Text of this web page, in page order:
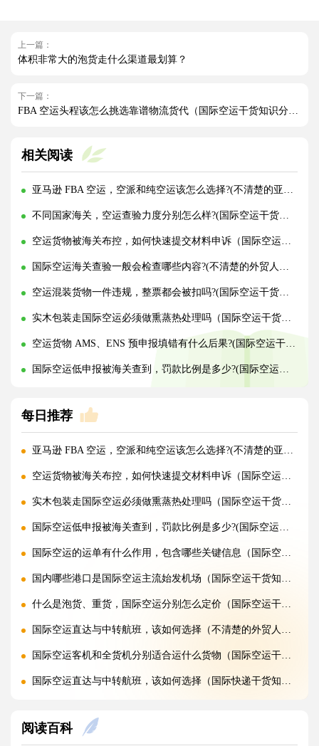
上一篇：
体积非常大的泡货走什么渠道最划算？
下一篇：
FBA 空运头程该怎么挑选靠谱物流货代（国际空运干货知识分享）
相关阅读
亚马逊 FBA 空运，空派和纯空运该怎么选择?(不清楚的亚马逊卖家看过来)
不同国家海关，空运查验力度分别怎么样?(国际空运干货知识分享)
空运货物被海关布控，如何快速提交材料申诉（国际空运干货知识分享）
国际空运海关查验一般会检查哪些内容?(不清楚的外贸人看过来)
空运混装货物一件违规，整票都会被扣吗?(国际空运干货知识分享)
实木包装走国际空运必须做熏蒸热处理吗（国际空运干货知识分享）
空运货物 AMS、ENS 预申报填错有什么后果?(国际空运干货知识分享)
国际空运低申报被海关查到，罚款比例是多少?(国际空运干货知识分享)
每日推荐
亚马逊 FBA 空运，空派和纯空运该怎么选择?(不清楚的亚马逊卖家看过来)
空运货物被海关布控，如何快速提交材料申诉（国际空运干货知识分享）
实木包装走国际空运必须做熏蒸热处理吗（国际空运干货知识分享）
国际空运低申报被海关查到，罚款比例是多少?(国际空运干货知识分享)
国际空运的运单有什么作用，包含哪些关键信息（国际空运干货知识分享）
国内哪些港口是国际空运主流始发机场（国际空运干货知识分享）
什么是泡货、重货，国际空运分别怎么定价（国际空运干货知识分享）
国际空运直达与中转航班，该如何选择（不清楚的外贸人看过来）
国际空运客机和全货机分别适合运什么货物（国际空运干货知识分享）
国际空运直达与中转航班，该如何选择（国际快递干货知识分享）
国际空运和国际快递到底有哪些核心区别（国际物流干货知识分享）
阅读百科